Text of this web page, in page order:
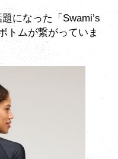
になった「Swami’s
トムが繋がっていま